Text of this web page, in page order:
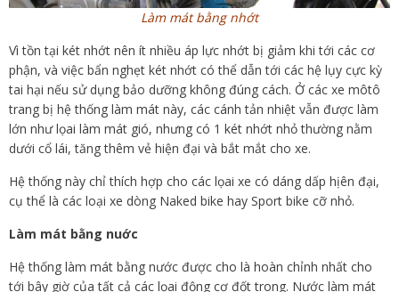
Làm mát bằng nhớt
Vì tồn tại két nhớt nên ít nhiều áp lực nhớt bị giảm khi tới các cơ
phận, và việc bẩn nghẹt két nhớt có thể dẫn tới các hệ lụy cực kỳ
tai hại nếu sử dụng bảo dưỡng không đúng cách. Ở các xe môtô
trang bị hệ thống làm mát này, các cánh tản nhiệt vẫn được làm
lớn như lọai làm mát gió, nhưng có 1 két nhớt nhỏ thường nằm
dưới cổ lái, tăng thêm vẻ hiện đại và bắt mắt cho xe.
Hệ thống này chỉ thích hợp cho các lọai xe có dáng dấp hịên đại,
cụ thể là các loại xe dòng Naked bike hay Sport bike cỡ nhỏ.
Làm mát bằng nuớc
Hệ thống làm mát bằng nước được cho là hoàn chỉnh nhất cho
tới bây giờ của tất cả các lọai động cơ đốt trong. Nước làm mát